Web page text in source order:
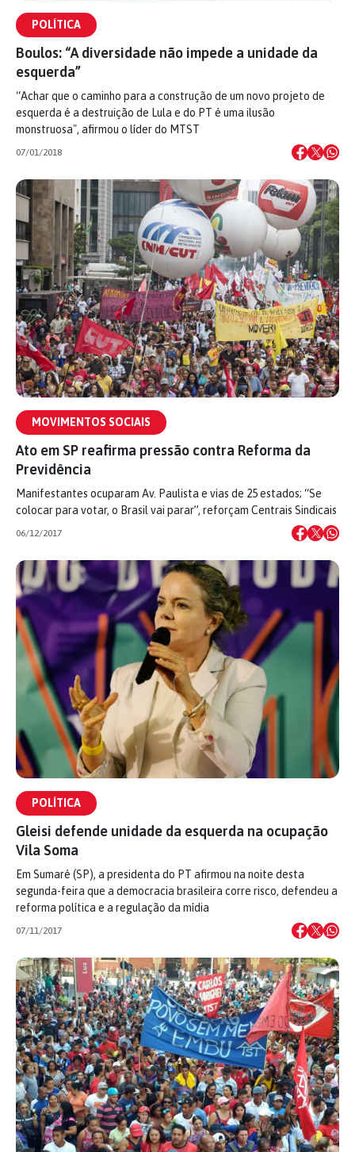
POLÍTICA
Boulos: “A diversidade não impede a unidade da
esquerda”
“Achar que o caminho para a construção de um novo projeto de
esquerda é a destruição de Lula e do PT é uma ilusão
monstruosa", afirmou o líder do MTST
07/01/2018
MOVIMENTOS SOCIAIS
Ato em SP reafirma pressão contra Reforma da
Previdência
Manifestantes ocuparam Av. Paulista e vias de 25 estados; “Se
colocar para votar, o Brasil vai parar”, reforçam Centrais Sindicais
06/12/2017
POLÍTICA
Gleisi defende unidade da esquerda na ocupação
Vila Soma
Em Sumaré (SP), a presidenta do PT afirmou na noite desta
segunda-feira que a democracia brasileira corre risco, defendeu a
reforma política e a regulação da mídia
07/11/2017